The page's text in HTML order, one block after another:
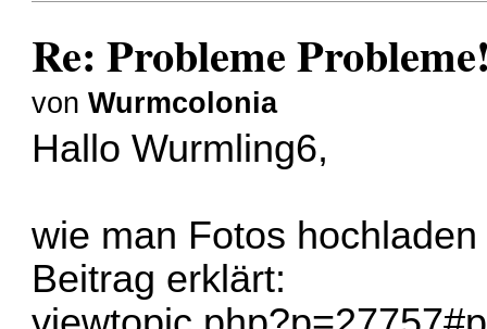
Re: Probleme
vonWurmcolonia
Hallo Wurmling6,
wie man Fotos
Beitrag erklärt: